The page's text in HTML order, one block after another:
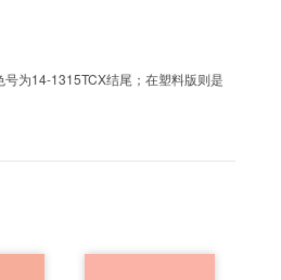
为14-1315TCX结尾；在塑料版则是